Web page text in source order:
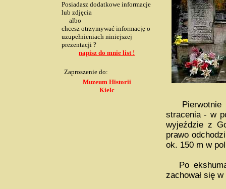
Posiadasz dodatkowe informacje
lub zdjęcia
albo
chcesz otrzymywać informację o
uzupełnieniach niniejszej
prezentacji ?
napisz do mnie list !
Zaproszenie do:
Muzeum Historii
Kielc
Pierwotnie
stracenia - w
wyjeździe z
prawo
ok. 150 m w
Po
zachował się